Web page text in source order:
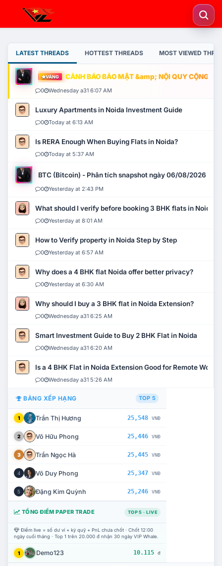
LATEST THREADS HOTTEST THREADS MOST VIEWED
VÀNG CẢNH BÁO BẢO MẬT &amp; NỘI QUY CỘNG
0 Wednesday a31 6:07 AM
Luxury Apartments in Noida Investment Guide
0 Today at 6:13 AM
Is RERA Enough When Buying Flats in Noida?
0 Today at 5:37 AM
BTC (Bitcoin) - Phân tích snapshot ngày 06/08/2026
0 Yesterday at 2:43 PM
What should I verify before booking 3 BHK flats in Noida?
0 Yesterday at 8:01 AM
How to Verify property in Noida Step by Step
0 Yesterday at 6:57 AM
Why does a 4 BHK flat Noida offer better privacy?
0 Yesterday at 6:30 AM
Why should I buy a 3 BHK flat in Noida Extension?
0 Wednesday a31 6:25 AM
Smart Investment Guide to Buy 2 BHK Flat in Noida
0 Wednesday a31 6:20 AM
Is a 4 BHK Flat in Noida Extension Good for Remote Work?
0 Wednesday a31 5:26 AM
BẢNG XẾP HẠNG TOP 5
1 Trần Thị Hương 25,548 VNĐ
2 Võ Hữu Phong 25,446 VNĐ
3 Trần Ngọc Hà 25,445 VNĐ
4 Võ Duy Phong 25,347 VNĐ
5 Đặng Kim Quỳnh 25,246 VNĐ
TỔNG ĐIỂM PAPER TRADE TOP 5 · LIVE
Điểm live = số dư ví + ký quỹ + PnL chưa chốt · Chốt 12:00
ngày cuối tháng · Top 1 trên 20.000 đ nhận 30 ngày VIP Whale.
1 Demo123 10.115 đ